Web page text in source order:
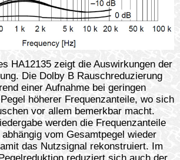
HA12135 zeigt die Auswirkungen der
Die Dolby B Rauschreduzierung
einer Aufnahme bei geringen
höherer Frequenzanteile, wo sich
vor allem bemerkbar macht.
werden die Frequenzanteile
vom Gesamtpegel wieder
das Nutzsignal rekonstruiert. Im